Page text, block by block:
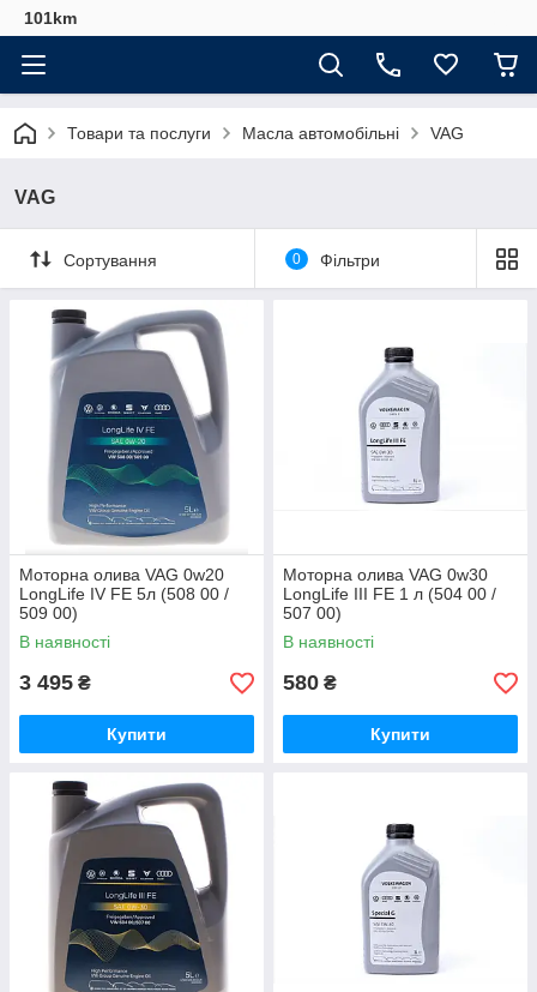
101km
Товари та послуги Масла автомобільні VAG
VAG
Сортування 0 Фільтри
Моторна олива VAG 0w20
LongLife IV FE 5л (508 00 /
509 00)
В наявності
3 495 ₴
Купити
Моторна олива VAG 0w30
LongLife III FE 1 л (504 00 /
507 00)
В наявності
580 ₴
Купити